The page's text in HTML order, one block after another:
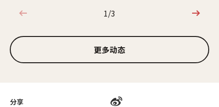
分享
1/3
1/3
更多动态